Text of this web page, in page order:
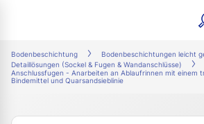
Bodenbeschichtung
Bodenbeschichtungen leicht
Detaillösungen (Sockel & Fugen & Wandanschlüsse)
Anschlussfugen - Anarbeiten an Ablaufrinnen mit einem
Bindemittel und Quarsandsieblinie